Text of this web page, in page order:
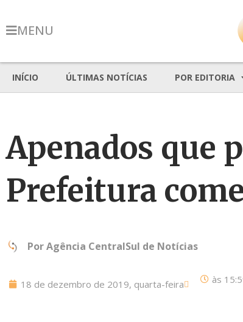
MENU
INÍCIO ÚLTIMAS NOTÍCIAS POR EDITORIA
Apenados que
Prefeitura
PorAgência CentralSul de Notícias
18 de dezembro de 2019, quarta-feira às